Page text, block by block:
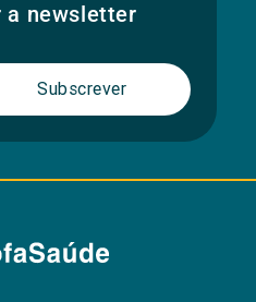
a newsletter
Subscrever